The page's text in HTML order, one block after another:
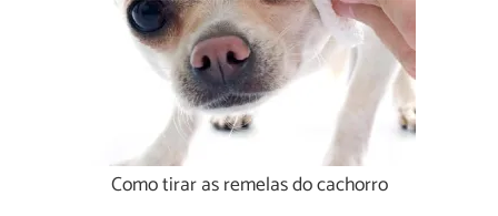
Como tirar as remelas do cachorro